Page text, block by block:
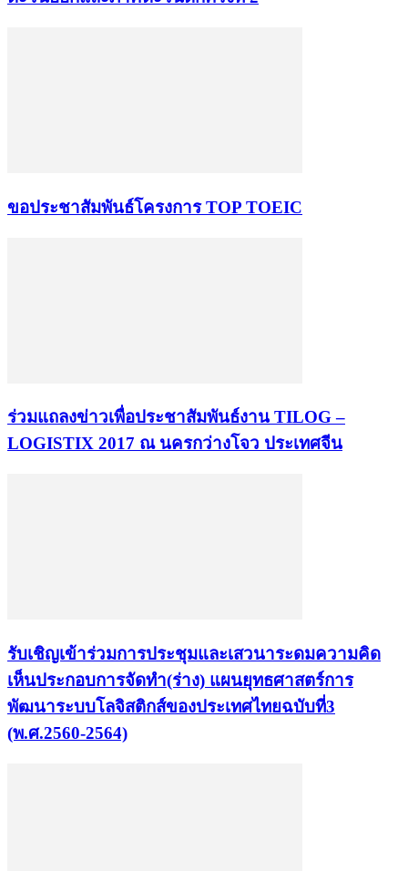
ขอประชาสัมพันธ์โครงการ TOP TOEIC
ร่วมแถลงข่าวเพื่อประชาสัมพันธ์งาน TILOG –
LOGISTIX 2017 ณ นครกว่างโจว ประเทศจีน
รับเชิญเข้าร่วมการประชุมและเสวนาระดมความคิด
เห็นประกอบการจัดทำ(ร่าง) แผนยุทธศาสตร์การ
พัฒนาระบบโลจิสติกส์ของประเทศไทยฉบับที่3
(พ.ศ.2560-2564)